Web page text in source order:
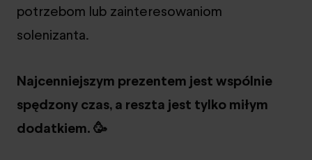
potrzebom lub zainteresowaniom
solenizanta.
Najcenniejszym prezentem jest wspólnie
spędzony czas, a reszta jest tylko miłym
dodatkiem. 🥳